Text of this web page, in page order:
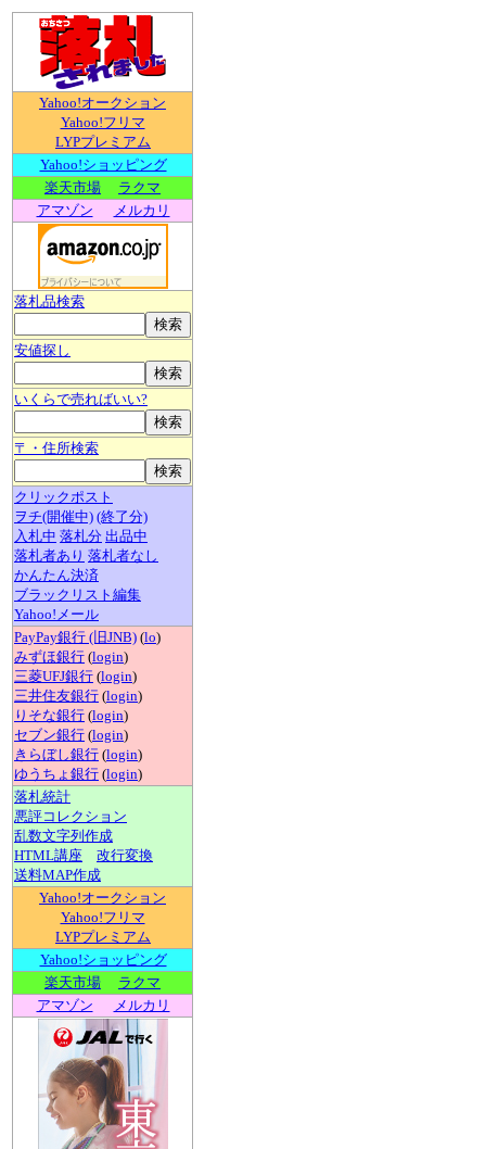
Yahoo!オークション
Yahoo!フリマ
LYPプレミアム
Yahoo!ショッピング
楽天市場
ラクマ
アマゾン
メルカリ
落札品検索
安値探し
いくらで売ればいい?
〒・住所検索
クリックポスト
ヲチ(開催中) (終了分)
入札中 落札分 出品中
落札者あり 落札者なし
かんたん決済
ブラックリスト編集
Yahoo!メール
PayPay銀行 (旧JNB) (lo)
みずほ銀行 (login)
三菱UFJ銀行 (login)
三井住友銀行 (login)
りそな銀行 (login)
セブン銀行 (login)
きらぼし銀行 (login)
ゆうちょ銀行 (login)
落札統計
悪評コレクション
乱数文字列作成
HTML講座
改行変換
送料MAP作成
Yahoo!オークション
Yahoo!フリマ
LYPプレミアム
Yahoo!ショッピング
楽天市場
ラクマ
アマゾン
メルカリ